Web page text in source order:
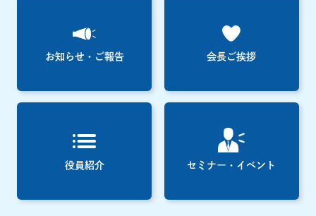
お知らせ・ご報告 会長ご挨拶
役員紹介 セミナー・イベント